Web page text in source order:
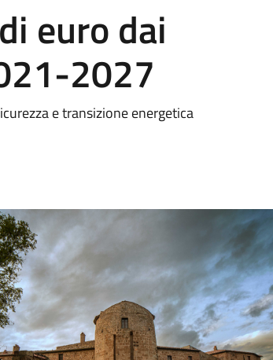
euro dai
2027
e transizione energetica